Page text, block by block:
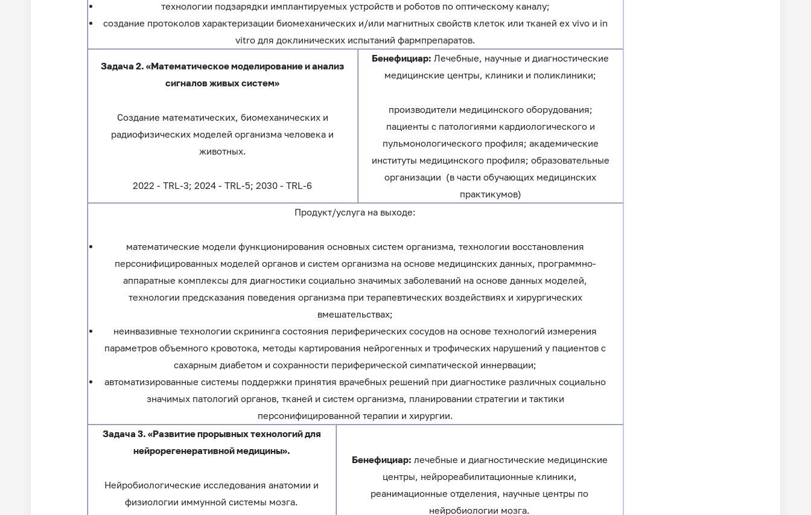
технологии подзарядки имплантируемых устройств и роботов по оптическому каналу;
создание протоколов характеризации биомеханических и/или магнитных свойств клеток или тканей ex vivo и in
vitro для доклинических испытаний фармпрепаратов.
Задача 2. «Математическое моделирование и анализ
сигналов живых систем»
Создание математических, биомеханических и
радиофизических моделей организма человека и
животных.
2022 - TRL-3; 2024 - TRL-5; 2030 - TRL-6
Бенефициар: Лечебные, научные и диагностические
медицинские центры, клиники и поликлиники;
производители медицинского оборудования;
пациенты с патологиями кардиологического и
пульмонологического профиля; академические
институты медицинского профиля; образовательные
организации (в части обучающих медицинских
практикумов)
Продукт/услуга на выходе:
математические модели функционирования основных систем организма, технологии восстановления
персонифицированных моделей органов и систем организма на основе медицинских данных, программно-
аппаратные комплексы для диагностики социально значимых заболеваний на основе данных моделей,
технологии предсказания поведения организма при терапевтических воздействиях и хирургических
вмешательствах;
неинвазивные технологии скрининга состояния периферических сосудов на основе технологий измерения
параметров объемного кровотока, методы картирования нейрогенных и трофических нарушений у пациентов с
сахарным диабетом и сохранности периферической симпатической иннервации;
автоматизированные системы поддержки принятия врачебных решений при диагностике различных социально
значимых патологий органов, тканей и систем организма, планировании стратегии и тактики
персонифицированной терапии и хирургии.
Задача 3. «Развитие прорывных технологий для
нейрорегенеративной медицины».
Нейробиологические исследования анатомии и
физиологии иммунной системы мозга.
Бенефициар: лечебные и диагностические медицинские
центры, нейрореабилитационные клиники,
реанимационные отделения, научные центры по
нейробиологии мозга.